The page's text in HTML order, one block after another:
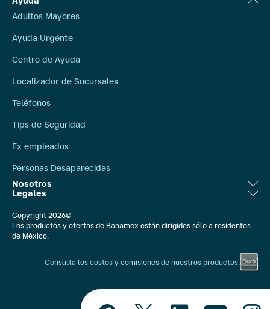
Preaprobar mi
Adultos Mayores
Ayuda Urgente
Centro de Ayuda
Localizador de Sucursales
Teléfonos
Tips de Seguridad
Ex empleados
Personas Desaparecidas
Nosotros
Relación con Inversionistas
Bolsa de Trabajo
Comunicación Externa
Legales
Ley de Transparencia
Copyright 2026©
Los productos y ofertas de Banamex están dirigidos sólo a residentes
de México.
Consulta los costos y comisiones de nuestros productos.